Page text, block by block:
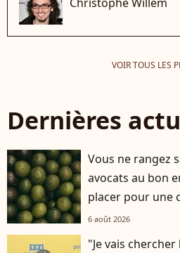
VOIR TOUS LES
Dernières
Vous ne rangez
avocats au bon
placer pour une
6 août 2026
"Je vais chercher